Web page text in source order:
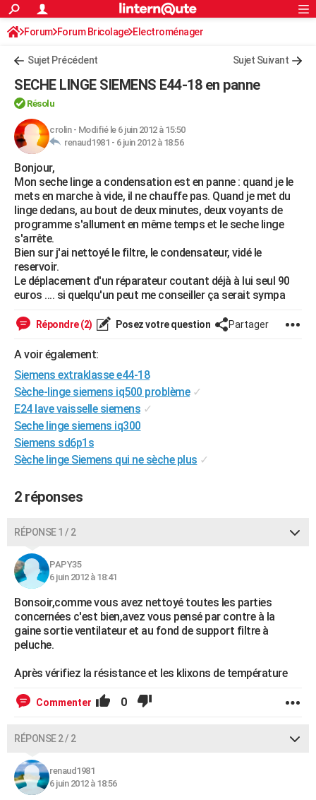
ACTUALITÉS
Politique
Société
Faits Divers
Education
Monde
Villes
+
Programme TV
TNTStreaming
Cinéma
Sorties cinéma
Musique
+FINANCE
Retraite
Impôts
Epargne
Immobilier
Risques naturels par ville
Banque
Assurance
Crédit
AUTO
Essais
Réserver un essai
Citadines
Berlines
SUV
Forum auto
Mobiles
Meilleur smartphone
Internet
Ordinateurs
Jeux vidéo
Guide high-tech
+BRICOLAGE
Forum
Aménagement intérieur
Extérieur
Cuisine
Salle de bains
Jardinage
Rangement
WEEK-END
Guides de France
Escapades
Patrimoine
Expositions
Musées
Week-end nature
+LIFESTYLE
Art de vivre
Bien-être
Loisirs
Mode
Modes de vie
SANTE
Alimentation
Guide de la santé
Maladies
Médicaments
Sommeil
Destinations
City break
Voyage nature
Voyage de noces
Forum
Climat
PHOTO
GUIDES D'ACHAT
BONS PLANS
CARTE DE VOEUX
Carte de Noël
Carte Bonne année
Carte Saint-Valentin
Carte Pâques
Carte d'anniversaire
DICTIONNAIRE
COPAINS D'AVANT
S'inscrire
Se connecter
Lycées
Collèges
Primaires
Universités
Entreprises
Service militaire
Avis de recherche
AVIS DE DÉCÈS
FORUM
Bricolage
Lifestyle
Culture
Sport
Auto
Television
Voyage
Cinema
S'inscrire
Connexion
Forum Forum Bricolage Electroménager
Sujet Précédent Sujet Suivant
SECHE LINGE SIEMENS E44-18 en panne
Résolu
crolin- Modifié le 6 juin 2012 à 15:50
renaud1981 - 6 juin 2012 à 18:56
Bonjour,
Mon seche linge a condensation est en panne : quand je le
mets en marche à vide, il ne chauffe pas. Quand je met du
linge dedans, au bout de deux minutes, deux voyants de
programme s'allument en même temps et le seche linge
s'arrête.
Bien sur j'ai nettoyé le filtre, le condensateur, vidé le
reservoir.
Le déplacement d'un réparateur coutant déjà à lui seul 90
euros .... si quelqu'un peut me conseiller ça serait sympa
Répondre (2) Posez votre question Partager
A voir également:
Siemens extraklasse e44-18
Sèche-linge siemens iq500 problème ✓
E24 lave vaisselle siemens ✓
Seche linge siemens iq300
Siemens sd6p1s
Sèche linge Siemens qui ne sèche plus ✓
2 réponses
RÉPONSE 1 / 2
PAPY35
6 juin 2012 à 18:41
Bonsoir,comme vous avez nettoyé toutes les parties
concernées c'est bien,avez vous pensé par contre à la
gaine sortie ventilateur et au fond de support filtre à
peluche.
Après vérifiez la résistance et les klixons de température
Commenter 0
RÉPONSE 2 / 2
renaud1981
6 juin 2012 à 18:56